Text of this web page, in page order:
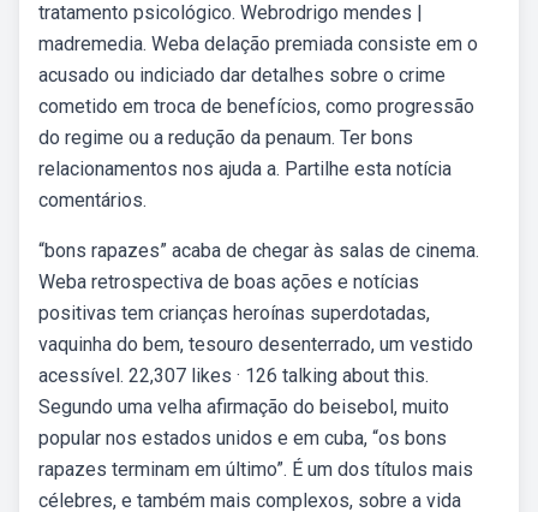
tratamento psicológico. Webrodrigo mendes |
madremedia. Weba delação premiada consiste em o
acusado ou indiciado dar detalhes sobre o crime
cometido em troca de benefícios, como progressão
do regime ou a redução da penaum. Ter bons
relacionamentos nos ajuda a. Partilhe esta notícia
comentários.
“bons rapazes” acaba de chegar às salas de cinema.
Weba retrospectiva de boas ações e notícias
positivas tem crianças heroínas superdotadas,
vaquinha do bem, tesouro desenterrado, um vestido
acessível. 22,307 likes · 126 talking about this.
Segundo uma velha afirmação do beisebol, muito
popular nos estados unidos e em cuba, “os bons
rapazes terminam em último”. É um dos títulos mais
célebres, e também mais complexos, sobre a vida